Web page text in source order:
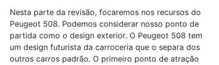
Nesta parte da revisão, focaremos nos recursos do
Peugeot 508. Podemos considerar nosso ponto de
partida como o design exterior. O Peugeot 508 tem
um design futurista da carroceria que o separa dos
outros carros padrão. O primeiro ponto de atração